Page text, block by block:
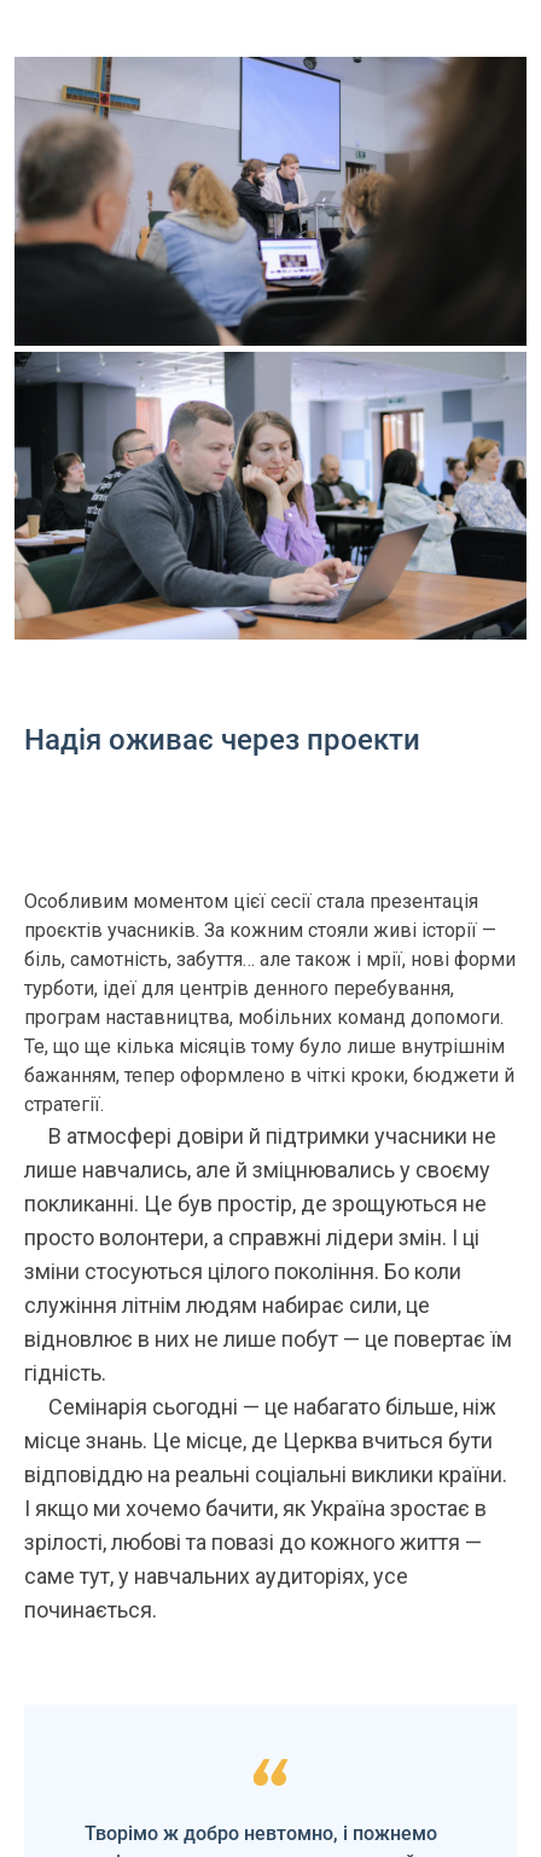
Надія оживає через проекти
Особливим моментом цієї сесії стала презентація
проєктів учасників. За кожним стояли живі історії —
біль, самотність, забуття… але також і мрії, нові форми
турботи, ідеї для центрів денного перебування,
програм наставництва, мобільних команд допомоги.
Те, що ще кілька місяців тому було лише внутрішнім
бажанням, тепер оформлено в чіткі кроки, бюджети й
стратегії.
В атмосфері довіри й підтримки учасники не
лише навчались, але й зміцнювались у своєму
покликанні. Це був простір, де зрощуються не
просто волонтери, а справжні лідери змін. І ці
зміни стосуються цілого покоління. Бо коли
служіння літнім людям набирає сили, це
відновлює в них не лише побут — це повертає їм
гідність.
Семінарія сьогодні — це набагато більше, ніж
місце знань. Це місце, де Церква вчиться бути
відповіддю на реальні соціальні виклики країни.
І якщо ми хочемо бачити, як Україна зростає в
зрілості, любові та повазі до кожного життя —
саме тут, у навчальних аудиторіях, усе
починається.
Творімо ж добро невтомно, і пожнемо